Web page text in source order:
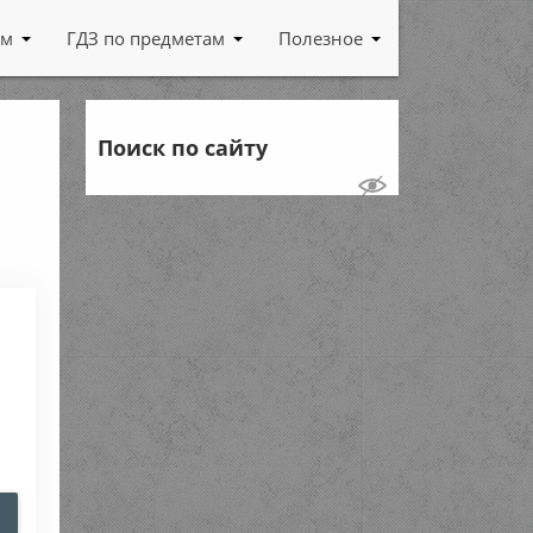
ГДЗ по предметам Полезное
Поиск по сайту